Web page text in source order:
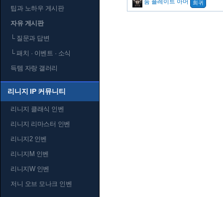
팁과 노하우 게시판
자유 게시판
└질문과 답변
└패치 · 이벤트 · 소식
득템 자랑 갤러리
리니지 IP 커뮤니티
리니지 클래식 인벤
리니지 리마스터 인벤
리니지2 인벤
리니지M 인벤
리니지W 인벤
저니 오브 모나크 인벤
둠 플레이트 아머
희귀